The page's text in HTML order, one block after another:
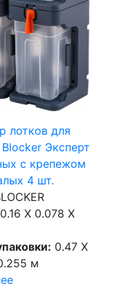
лотков для
Эксперт
с крепежом
4 шт.
0.16 X 0.078 X
0.47 X
м